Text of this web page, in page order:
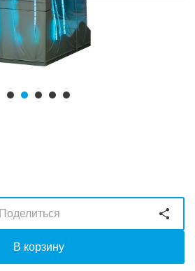
В корзину
Поделиться